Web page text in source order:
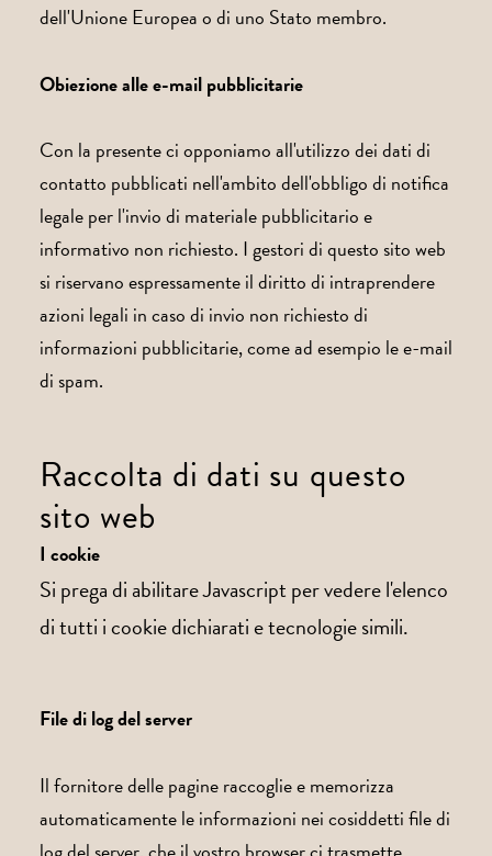
dell'Unione Europea o di uno Stato membro.
Obiezione alle e-mail pubblicitarie
Con la presente ci opponiamo all'utilizzo dei dati di
contatto pubblicati nell'ambito dell'obbligo di notifica
legale per l'invio di materiale pubblicitario e
informativo non richiesto. I gestori di questo sito web
si riservano espressamente il diritto di intraprendere
azioni legali in caso di invio non richiesto di
informazioni pubblicitarie, come ad esempio le e-mail
di spam.
Raccolta di dati su questo
sito web
I cookie
Si prega di abilitare Javascript per vedere l'elenco
di tutti i cookie dichiarati e tecnologie simili.
File di log del server
Il fornitore delle pagine raccoglie e memorizza
automaticamente le informazioni nei cosiddetti file di